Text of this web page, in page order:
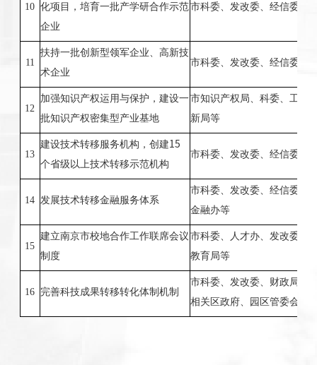
10 化项目，培育一批产学研合作示范
企业
市科委、发改委、经信委、
11
扶持一批创新型领军企业、高新技
术企业
市科委、发改委、经信委、
12
加强知识产权运用与保护，建设一
批知识产权密集型产业基地
市知识产权局、科委、工商
新局等
13
建设技术转移服务机构，创建15
个省级以上技术转移示范机构
市科委、发改委、经信委、
14 发展技术转移金融服务体系
市科委、发改委、经信委、
金融办等
15
建立南京市校地合作工作联席会议
制度
市科委、人才办、发改委、
教育局等
16 完善科技成果转移转化体制机制
市科委、发改委、财政局、
相关区政府、园区管委会等